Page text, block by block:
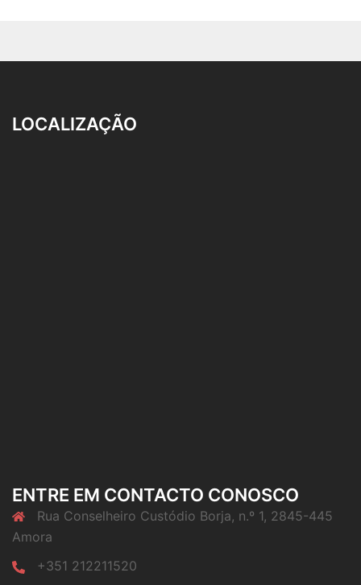
LOCALIZAÇÃO
ENTRE EM CONTACTO CONOSCO
Rua Conselheiro Custódio Borja, n.º 1, 2845-445
Amora
+351 212211520